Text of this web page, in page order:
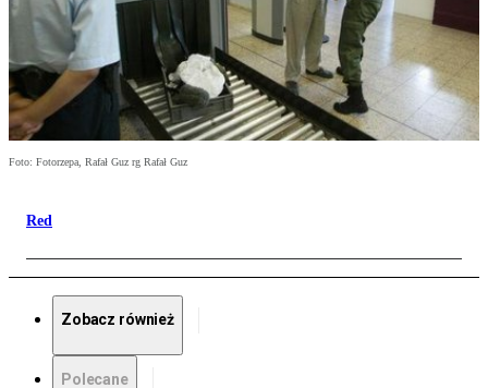
Foto: Fotorzepa, Rafał Guz rg Rafał Guz
Red
Zobacz również
Polecane